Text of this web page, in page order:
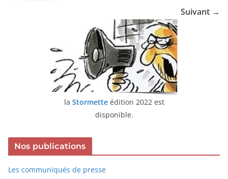
Suivant →
la Stormetteédition 2022 est
disponible.
Nos publications
Les communiqués de presse